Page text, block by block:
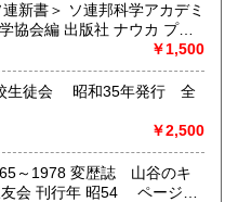
新書＞ ソ連邦科学アカデミ
ナウカ プロ
￥1,500
生徒会 昭和35年発行 全
￥2,500
～1978 変歴誌 山谷のキ